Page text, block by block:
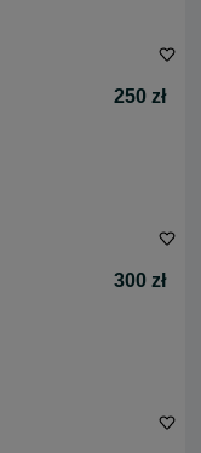
250 zł
300 zł